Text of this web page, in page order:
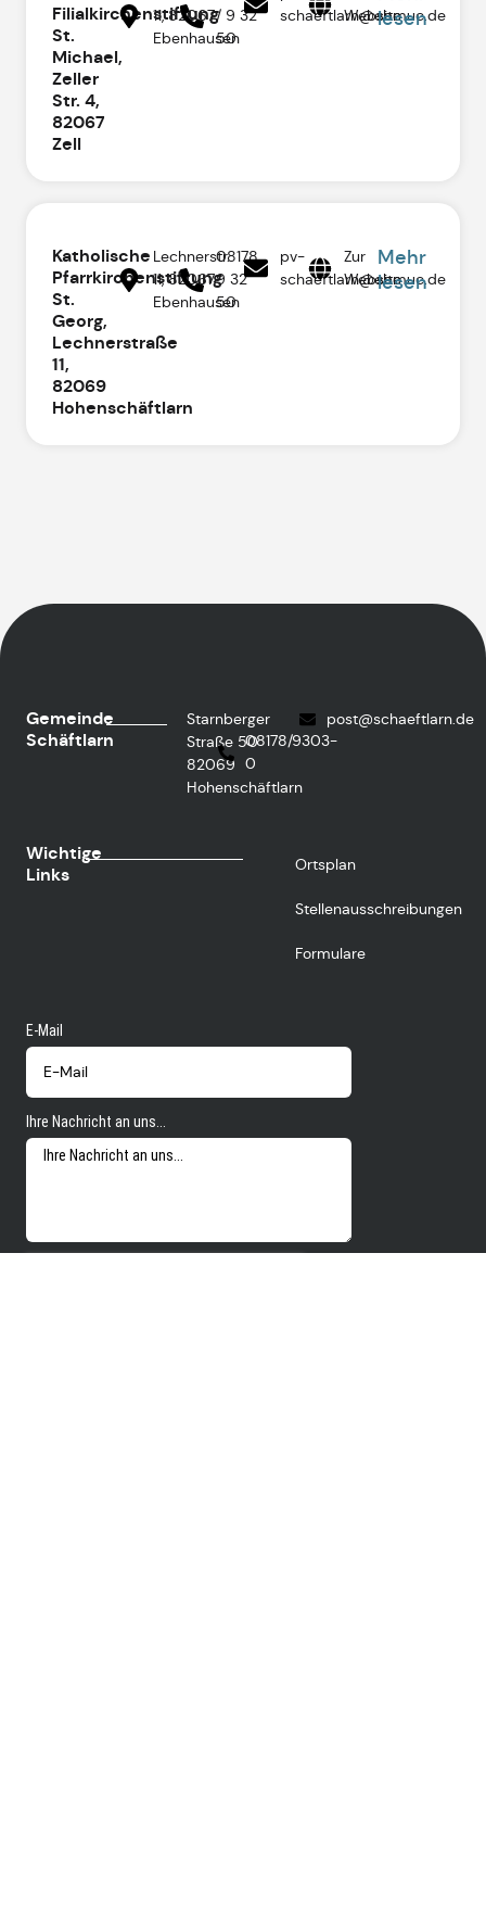
Filialkirchenstiftung
St.
Michael,
Zeller
Str. 4,
82067
Zell
11, 82067
Ebenhausen
/ 9 32
50
schaeftlarn@ebmuc.de
Websitelesen
Katholische
Pfarrkirchenstiftung
St.
Georg,
Lechnerstraße
11,
82069
Hohenschäftlarn
Lechnerstr.
11, 82067
Ebenhausen
08178
9 32
50
pv-
schaeftlarn@ebmuc.de
Zur
Website
Mehr
lesen
Gemeinde
Schäftlarn
Starnberger
Straße 50
82069
Hohenschäftlarn
08178/9303-
0
post@schaeftlarn.de
Wichtige
Links
Ortsplan
Stellenausschreibungen
Formulare
E-Mail
Ihre Nachricht an uns...